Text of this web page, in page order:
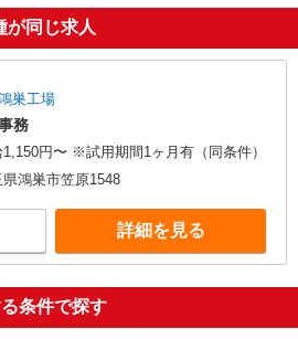
による
時給＋100円
載期間終了
が同じ求人
巣工場
務
1,150円〜 ※試用期間1ヶ月有（同条件）
県鴻巣市笠原1548
詳細を見る
条件で探す